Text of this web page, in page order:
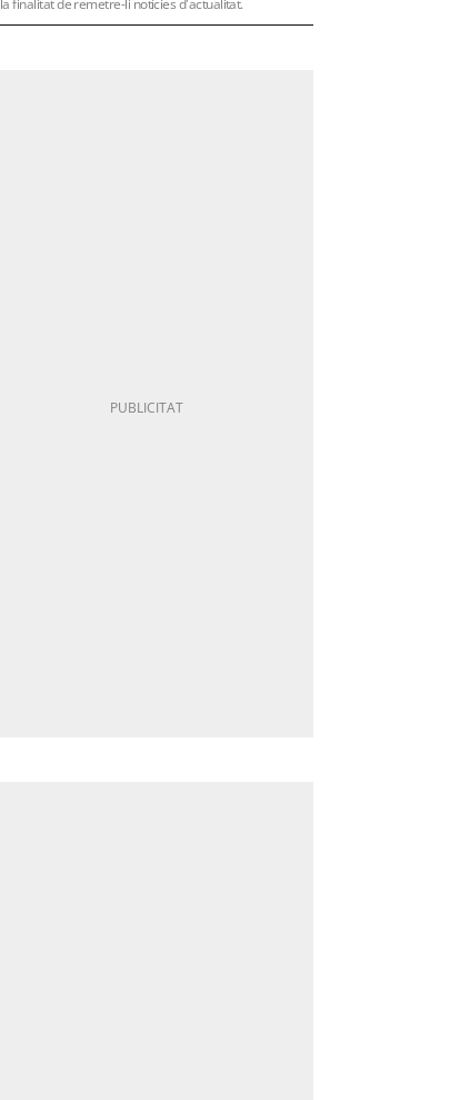
la finalitat de remetre-li notícies d'actualitat.